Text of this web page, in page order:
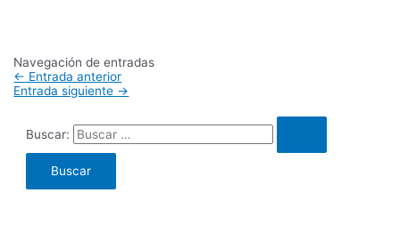
Navegación de entradas
← Entrada anterior
Entrada siguiente →
Buscar: